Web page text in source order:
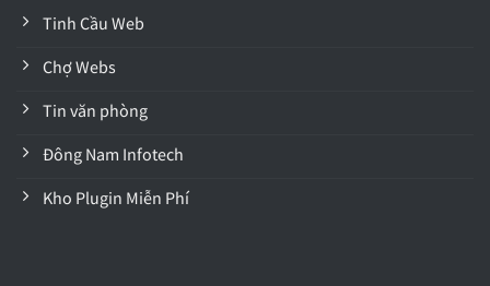
Tinh Cầu Web
Chợ Webs
Tin văn phòng
Đông Nam Infotech
Kho Plugin Miễn Phí